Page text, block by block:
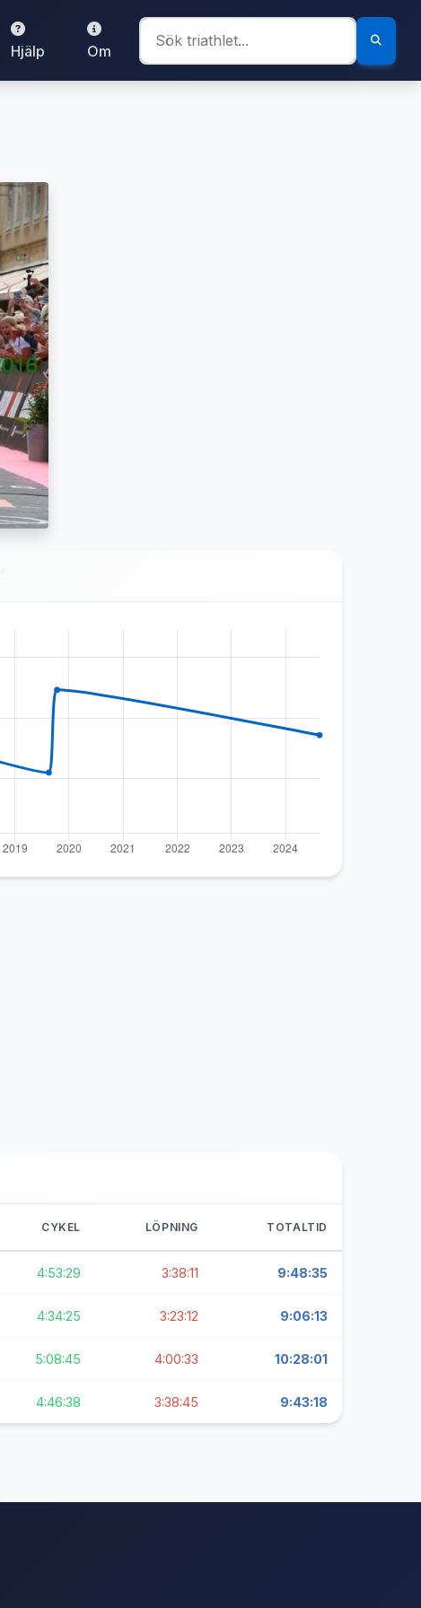
Hjälp Om
CYKEL LÖPNING TOTALTID
4:53:29 3:38:11 9:48:35
4:34:25 3:23:12 9:06:13
5:08:45 4:00:33 10:28:01
4:46:38 3:38:45 9:43:18